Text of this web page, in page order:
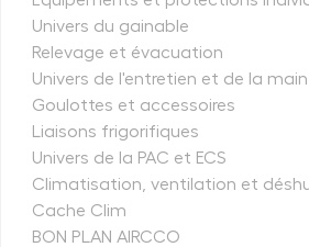
Univers du gainable
Relevage et évacuation
Univers de l'entretien et de la
Goulottes et accessoires
Liaisons frigorifiques
Univers de la PAC et ECS
Climatisation, ventilation et
Cache Clim
BON PLAN AIRCCO